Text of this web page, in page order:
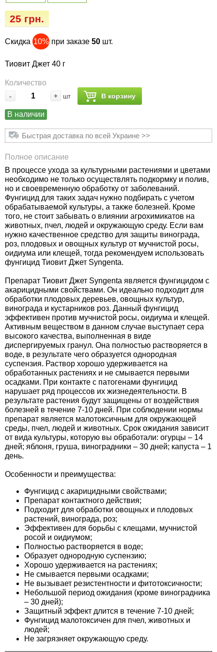
25 грн.
Скидка 10% при заказе50 шт.
Тиовит Джет 40 г
Количество
- + шт В корзину
В наличии
Быстрая доставка по всей Украине >>
Полное описание
В процессе ухода за культурными растениями и цветами
необходимо не только осуществлять подкормку и полив,
но и своевременную обработку от заболеваний.
Фунгицид для таких задач нужно подбирать с учетом
обрабатываемой культуры, а также болезней. Кроме
того, не стоит забывать о влиянии агрохимикатов на
животных, пчел, людей и окружающую среду. Если вам
нужно качественное средство для защиты винограда,
роз, плодовых и овощных культур от мучнистой росы,
оидиума или клещей, тогда рекомендуем использовать
фунгицид Тиовит Джет Syngenta.
Препарат Тиовит Джет Syngenta является фунгицидом с
акарицидными свойствами. Он идеально подходит для
обработки плодовых деревьев, овощных культур,
винограда и кустарников роз. Данный фунгицид
эффективен против мучнистой росы, оидиума и клещей.
Активным веществом в данном случае выступает сера
высокого качества, выполненная в виде
диспергируемых гранул. Она полностью растворяется в
воде, в результате чего образуется однородная
суспензия. Раствор хорошо удерживается на
обработанных растениях и не смывается первыми
осадками. При контакте с патогенами фунгицид
нарушает ряд процессов их жизнедеятельности. В
результате растения будут защищены от воздействия
болезней в течение 7-10 дней. При соблюдении нормы
препарат является малотоксичным для окружающей
среды, пчел, людей и животных. Срок ожидания зависит
от вида культуры, которую вы обработали: огурцы – 14
дней; яблоня, груша, виноградники – 30 дней; капуста – 1
день.
Особенности и преимущества:
Фунгицид с акарицидными свойствами;
Препарат контактного действия;
Подходит для обработки овощных и плодовых
растений, винограда, роз;
Эффективен для борьбы с клещами, мучнистой
росой и оидиумом;
Полностью растворяется в воде;
Образует однородную суспензию;
Хорошо удерживается на растениях;
Не смывается первыми осадками;
Не вызывает резистентности и фитотоксичности;
Небольшой период ожидания (кроме виноградника
– 30 дней);
Защитный эффект длится в течение 7-10 дней;
Фунгицид малотоксичен для пчел, животных и
людей;
Не загрязняет окружающую среду.
Семена перца
Семена петрушки
Семена редиса
Семена свеклы
Семена сельдерея
Семена сидератов
Семена табака
Семена газонной травы
Семена тыквы, патиссона
Семена укропа
Семена фасоли
Семена цветов
Семена шпината
Семена щавеля
Элитные семена в банках
Удобрения «Сударушка», «Рязаночка»
Удобрения «Чистый лист» кристаллические
100 г
300 г
Удобрения «Чистый лист» в палочках
Удобрения «Чистый лист» Успех
Опрыскиватели
Горшки для цветов, кашпо
Тенты
клопов, блох, домашних и садовых муравьев
Средства защиты от комаров, москитов,
клещей, ос, мошек, слепней
Средства защиты от мух
Средства защиты от моли
Средства защиты от кротов
Средства защиты от грызунов
Препараты для септиков, выгребных ям и
дачных туалетов, биодеструкторы
Хозяйственные товары
Средства защиты растений
Лидеры продаж
Купить семена - хиты продаж